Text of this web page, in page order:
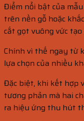
Điểm nổi bật của
trên nền gỗ hoặc
cắt gọt vuông vức
Chính vì thế ngay từ
lựa chọn của nhiều
Đặc biệt, khi kết hợp
tương phản mà hai
ra hiệu ứng thu hút